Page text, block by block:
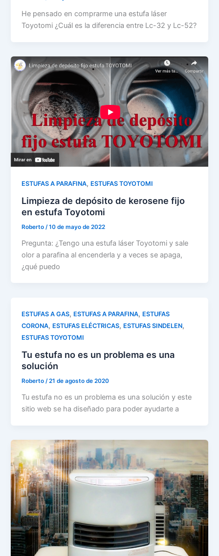
He pensado en comprarme una estufa láser
Toyotomi ¿Cuál es la diferencia entre Lc-32 y Lc-52?
ESTUFAS A PARAFINA, ESTUFAS TOYOTOMI
Limpieza de depósito de kerosene fijo
en estufa Toyotomi
Roberto /10 de mayo de 2022
Pregunta: ¿Tengo una estufa láser Toyotomi y sale
olor a parafina al encenderla y a veces se apaga,
¿qué puedo
ESTUFAS A GAS, ESTUFAS A PARAFINA, ESTUFAS
CORONA, ESTUFAS ELÉCTRICAS, ESTUFAS SINDELEN,
ESTUFAS TOYOTOMI
Tu estufa no es un problema es una
solución
Roberto/21 de agosto de 2020
Tu estufa no es un problema es una solución y este
sitio web se ha diseñado para poder ayudarte a